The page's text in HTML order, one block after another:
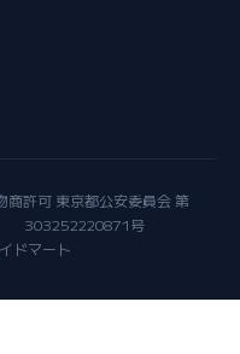
商許可 東京都公安委員会 第
303252220871号
ドマート